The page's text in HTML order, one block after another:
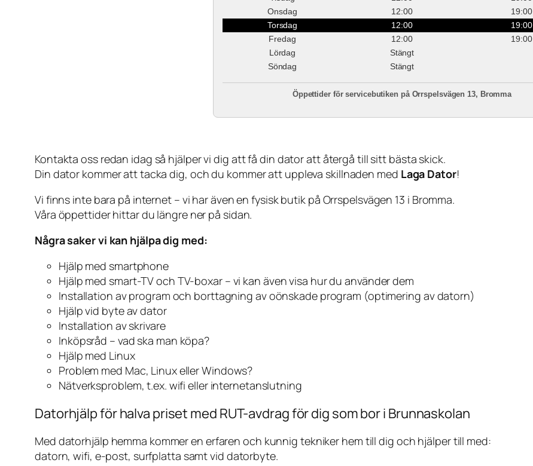
Onsdag
12:00
19:00
Torsdag
12:00
19:00
Fredag
12:00
19:00
Lördag
Stängt
Söndag
Stängt
Öppettider för servicebutiken på Orrspelsvägen 13, Bromma
Kontakta oss redan idag så hjälper vi dig att få din dator att återgå till sitt bästa skick.
Din dator kommer att tacka dig, och du kommer att uppleva skillnaden med Laga Dator!
Vi finns inte bara på internet – vi har även en fysisk butik på Orrspelsvägen 13 i Bromma.
Våra öppettider hittar du längre ner på sidan.
Några saker vi kan hjälpa dig med:
Hjälp med smartphone
Hjälp med smart-TV och TV-boxar – vi kan även visa hur du använder dem
Installation av program och borttagning av oönskade program (optimering av datorn)
Hjälp vid byte av dator
Installation av skrivare
Inköpsråd – vad ska man köpa?
Hjälp med Linux
Problem med Mac, Linux eller Windows?
Nätverksproblem, t.ex. wifi eller internetanslutning
Datorhjälp för halva priset med RUT-avdrag för dig som bor i Brunnaskolan
Med datorhjälp hemma kommer en erfaren och kunnig tekniker hem till dig och hjälper till med:
datorn, wifi, e-post, surfplatta samt vid datorbyte.